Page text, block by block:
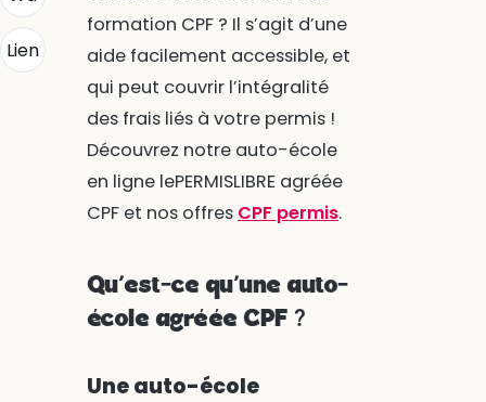
Lien
formation CPF ? Il s’agit d’une
aide facilement accessible, et
qui peut couvrir l’intégralité
des frais liés à votre permis !
Découvrez notre auto-école
en ligne lePERMISLIBRE agréée
CPF et nos offres CPF permis.
Qu’est-ce qu’une auto-
école agréée CPF ?
Une auto-école